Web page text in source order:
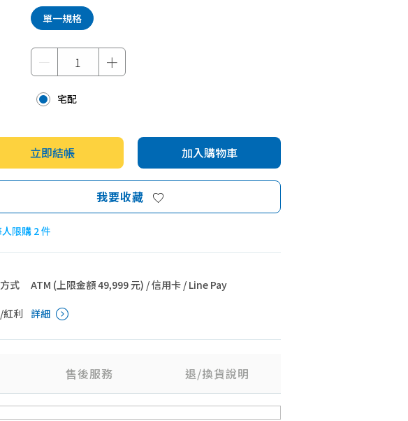
單一規格
－ ＋
宅配
立即結帳 加入購物車
我要收藏
限購 2 件
式 ATM (上限金額 49,999 元) / 信用卡 / Line Pay
紅利 詳細
售後服務 退/換貨說明